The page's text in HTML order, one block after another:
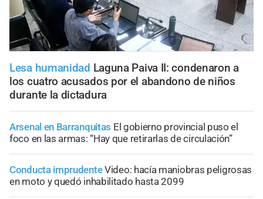
Lesa humanidad Laguna Paiva II: condenaron a
los cuatro acusados por el abandono de niños
durante la dictadura
Arsenal en Barranquitas El gobierno provincial puso el
foco en las armas: “Hay que retirarlas de circulación”
Conducta imprudenteVideo: hacía maniobras peligrosas
en moto y quedó inhabilitado hasta 2099